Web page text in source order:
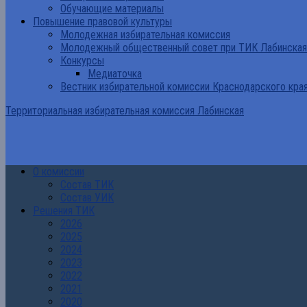
Обучающие материалы
Повышение правовой культуры
Молодежная избирательная комиссия
Молодежный общественный совет при ТИК Лабинская
Конкурсы
Медиаточка
Вестник избирательной комиссии Краснодарского
Территориальная избирательная комиссия Лабинская
О комиссии
Состав ТИК
Состав УИК
Решения ТИК
2026
2025
2024
2023
2022
2021
2020